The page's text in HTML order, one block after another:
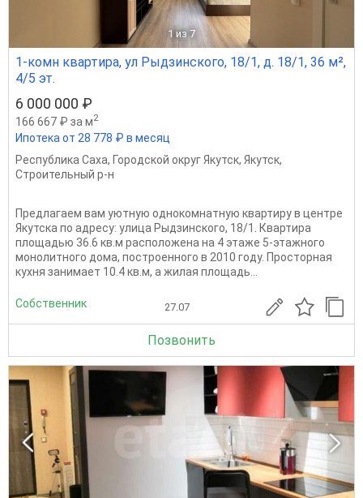
1 из 7
1-комн квартира, ул Рыдзинского, 18/1, д. 18/1, 36 м²,
4/5 эт.
6 000 000 ₽
166 667 ₽ за м2
Ипотека от 28 778 ₽ в месяц
Республика Саха, Городской округ Якутск, Якутск,
Строительный р-н
Предлагаем вам уютную однокомнатную квартиру в центре
Якутска по адресу: улица Рыдзинского, 18/1. Квартира
площадью 36.6 кв.м расположена на 4 этаже 5-этажного
монолитного дома, построенного в 2010 году. Просторная
кухня занимает 10.4 кв.м, а жилая площадь...
Собственник 27.07
Позвонить